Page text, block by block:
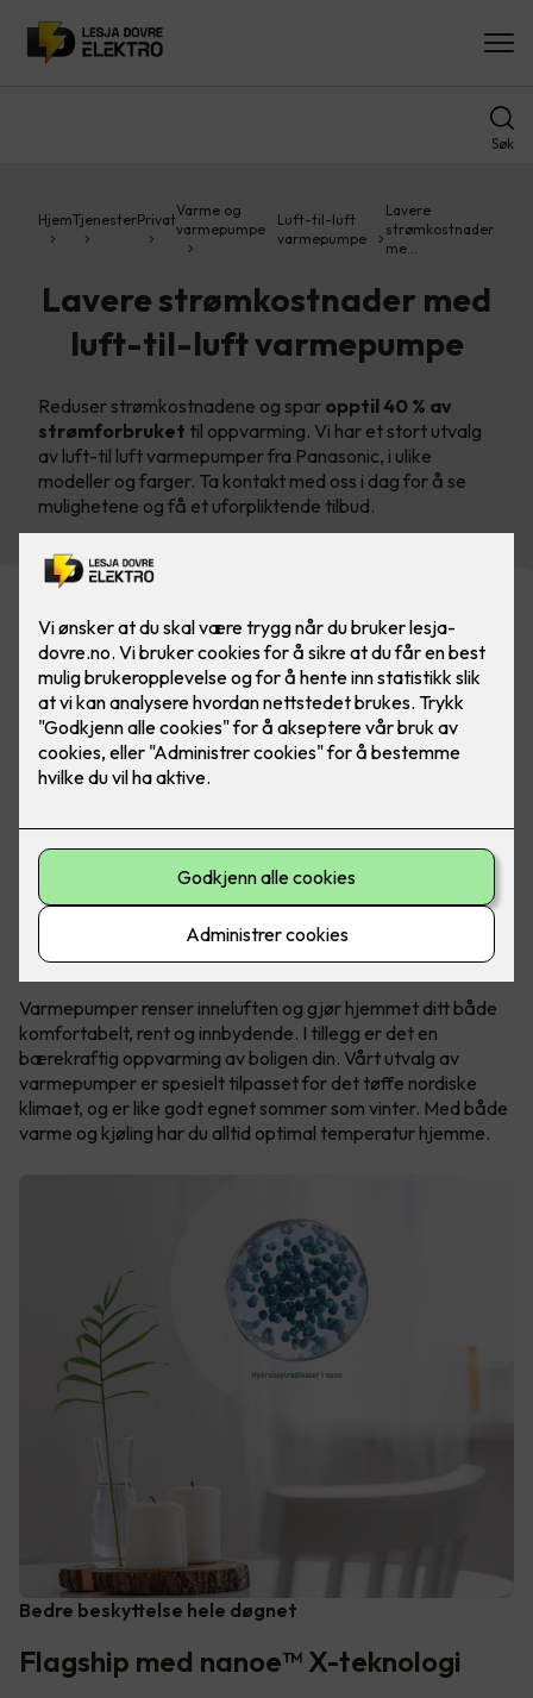
Søk
HjemTjenesterPrivat
Varme og
varmepumpe
Luft-til-luft
varmepumpe
Lavere
strømkostnader
me…
Lavere strømkostnader med
luft-til-luft varmepumpe
Reduser strømkostnadene og spar opptil 40 % av
strømforbruket til oppvarming. Vi har et stort utvalg
av luft-til luft varmepumper fra Panasonic, i ulike
modeller og farger. Ta kontakt med oss i dag for å se
mulighetene og få et uforpliktende tilbud.
Panasonic Flagship finnes i både hvit og svart, og sklir
sømløst inn i interiøret. Da kan du være trygg på at du
alltid har ren luft og riktig temperatur.
Behagelig temperatur hele året
Varmepumper renser inneluften og gjør hjemmet ditt både
komfortabelt, rent og innbydende. I tillegg er det en
bærekraftig oppvarming av boligen din. Vårt utvalg av
varmepumper er spesielt tilpasset for det tøffe nordiske
klimaet, og er like godt egnet sommer som vinter. Med både
varme og kjøling har du alltid optimal temperatur hjemme.
Bedre beskyttelse hele døgnet
Flagship med nanoe™ X-teknologi